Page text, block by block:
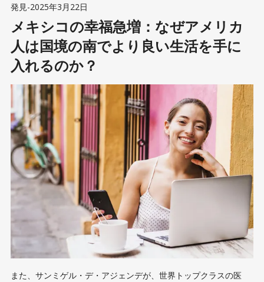
発見-2025年3月22日
メキシコの幸福急増：なぜアメリカ
人は国境の南でより良い生活を手に
入れるのか？
また、サンミゲル・デ・アジェンデが、世界トップクラスの医